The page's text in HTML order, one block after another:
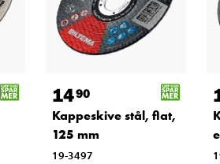
1490
Kappeskive stål, flat,
125 mm
19-3497